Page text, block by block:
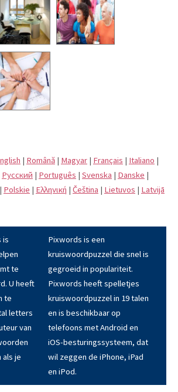
| Română | Magyar | Français | Italiano |
Pусский | Português | Svenska | Danske |
| Polskie | Eλληνική | Čeština | Lietuvos | Latvijā
is
te
U heeft
te
letters
van
als je
Pixwords is een
kruiswoordpuzzel die snel is
gegroeid in populariteit.
Pixwords heeft spelletjes
kruiswoordpuzzel in 19 talen
en is beschikbaar op
telefoons met Android en
iOS-besturingssysteem, dat
wil zeggen de iPhone, iPad
en iPod.